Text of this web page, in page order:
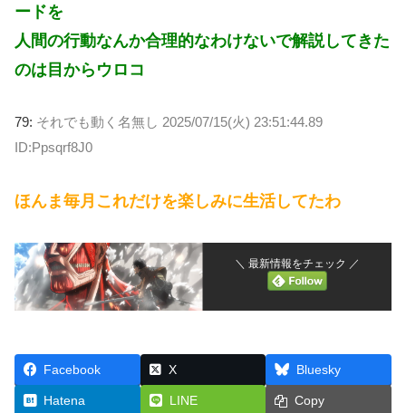
ードを
人間の行動なんか合理的なわけないで解説してきた
のは目からウロコ
79: それでも動く名無し 2025/07/15(火) 23:51:44.89
ID:Ppsqrf8J0
ほんま毎月これだけを楽しみに生活してたわ
＼ 最新情報をチェック ／
Facebook X Bluesky
Hatena LINE Copy